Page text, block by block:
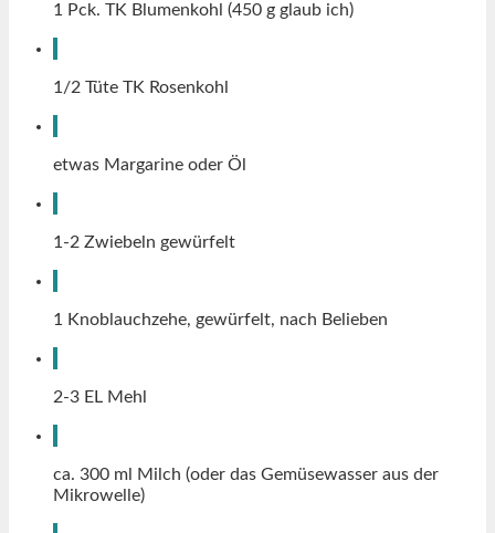
1 Pck. TK Blumenkohl (450 g glaub ich)
1/2 Tüte TK Rosenkohl
etwas Margarine oder Öl
1-2 Zwiebeln gewürfelt
1 Knoblauchzehe, gewürfelt, nach Belieben
2-3 EL Mehl
ca. 300 ml
Milch (oder das Gemüsewasser aus der
Mikrowelle)